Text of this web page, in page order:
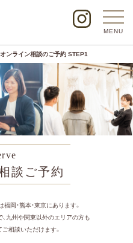
MENU
オンライン相談のご予約 STEP1
談ご予約
岡・熊本・東京にあります。
九州や関東以外のエリアの方も
ご相談いただけます。